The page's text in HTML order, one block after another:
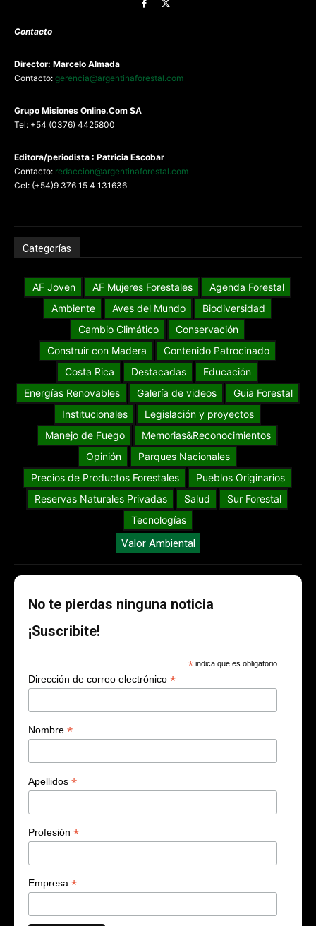
Contacto
Director: Marcelo Almada
Contacto: gerencia@argentinaforestal.com
Grupo Misiones Online.Com SA
Tel: +54 (0376) 4425800
Editora/periodista : Patricia Escobar
Contacto: redaccion@argentinaforestal.com
Cel: (+54)9 376 15 4 131636
Categorías
AF Joven AF Mujeres Forestales
Agenda Forestal
Ambiente
Aves del Mundo
Biodiversidad
Cambio Climático
Conservación
Construir con Madera
Contenido Patrocinado
Costa Rica
Destacadas
Educación
Energías Renovables
Galería de videos
Guia Forestal
Institucionales
Legislación y proyectos
Manejo de Fuego
Memorias&Reconocimientos
Opinión
Parques Nacionales
Precios de Productos Forestales
Pueblos Originarios
Reservas Naturales Privadas
Salud
Sur Forestal
Tecnologías
Valor Ambiental
No te pierdas ninguna noticia
¡Suscribite!
* indica que es obligatorio
Dirección de correo electrónico *
Nombre *
Apellidos *
Profesión *
Empresa *